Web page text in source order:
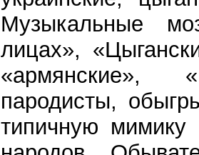
Музыкальные
лицах»,
«армянские»,
пародисты,
типичную мимику